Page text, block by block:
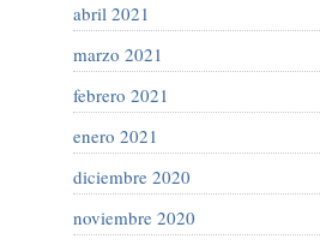
abril 2021
marzo 2021
febrero 2021
enero 2021
diciembre 2020
noviembre 2020